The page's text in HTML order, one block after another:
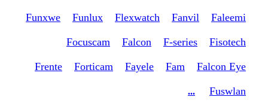
Faleemi
Fanvil
Flexwatch
Funlux
Funxwe
Fisotech
F-series
Falcon
Focuscam
Falcon Eye
Fam
Fayele
Forticam
Frente
Fuswlan
...